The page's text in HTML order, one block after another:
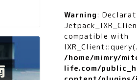
Warning:
compatible with
/home/mimry/
life.com/